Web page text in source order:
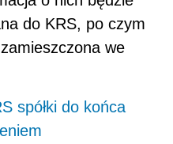
do KRS, po czym
we
spółki do końca